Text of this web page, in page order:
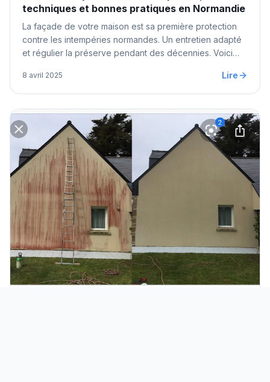
techniques et bonnes pratiques en Normandie
La façade de votre maison est sa première protection
contre les intempéries normandes. Un entretien adapté
et régulier la préserve pendant des décennies. Voici
8 avril 2025 Lire